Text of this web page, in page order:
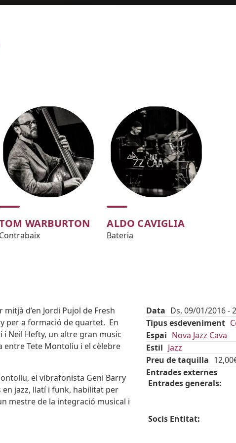
WARBURTON
Contrabaix
ALDO CAVIGLIA
Bateria
d’en Jordi Pujol de Fresh
per a formació de quartet. En
Neil Hefty, un altre gran music
entre Tete Montoliu i el cèlebre
el vibrafonista Geni Barry
jazz, llatí i funk, habilitat per
mestre de la integració musical i
Data Ds, 09/01/2016 -
Tipus esdeveniment
Espai Nova Jazz Cava
Estil Jazz
Preu de taquilla
Entrades externes
Entrades generals:
Socis Entitat: